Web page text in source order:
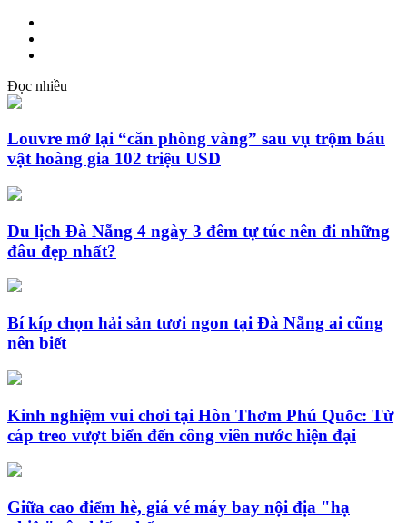
Đọc nhiều
Louvre mở lại “căn phòng vàng” sau vụ trộm báu
vật hoàng gia 102 triệu USD
Du lịch Đà Nẵng 4 ngày 3 đêm tự túc nên đi những
đâu đẹp nhất?
Bí kíp chọn hải sản tươi ngon tại Đà Nẵng ai cũng
nên biết
Kinh nghiệm vui chơi tại Hòn Thơm Phú Quốc: Từ
cáp treo vượt biển đến công viên nước hiện đại
Giữa cao điểm hè, giá vé máy bay nội địa "hạ